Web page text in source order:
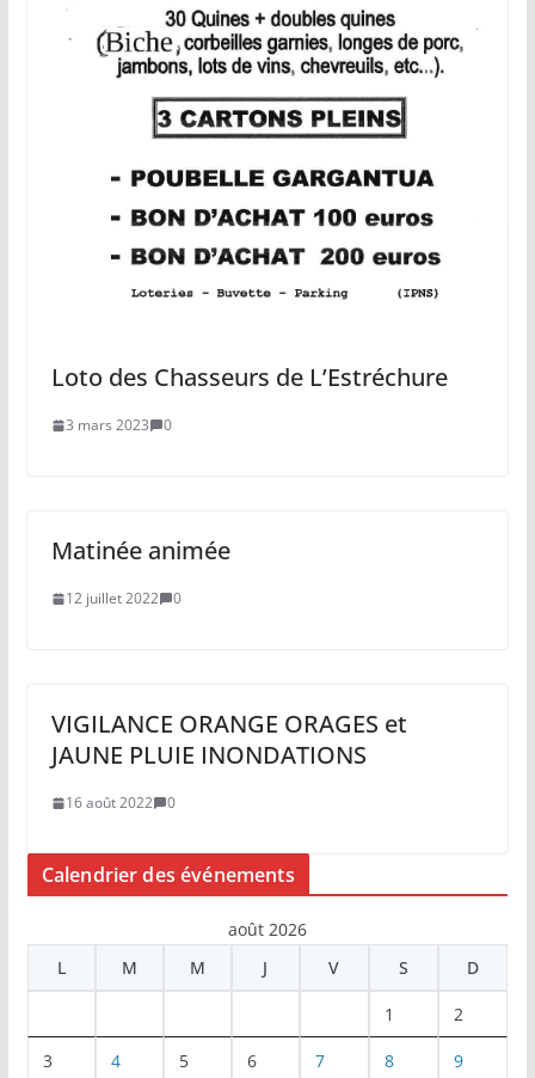
Loto des Chasseurs de L’Estréchure
3 mars 2023 0
Matinée animée
12 juillet 2022 0
VIGILANCE ORANGE ORAGES et
JAUNE PLUIE INONDATIONS
16 août 2022 0
Calendrier des événements
août 2026
L
M M J V S D
1 2
3 4 5 6 7 8 9